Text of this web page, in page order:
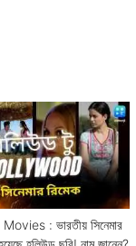
: ভারতীয় সিনেমার